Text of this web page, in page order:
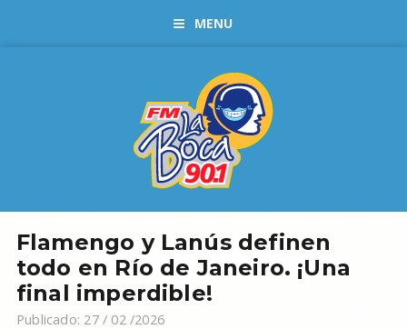
MENU
Flamengo y Lanús definen
todo en Río de Janeiro. ¡Una
final imperdible!
Publicado: 27 / 02 /2026